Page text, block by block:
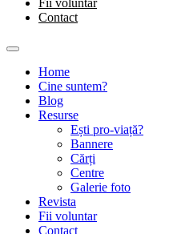
Fii voluntar
Contact
Home
Cine suntem?
Blog
Resurse
Ești pro-viață?
Bannere
Cărți
Centre
Galerie foto
Revista
Fii voluntar
Contact